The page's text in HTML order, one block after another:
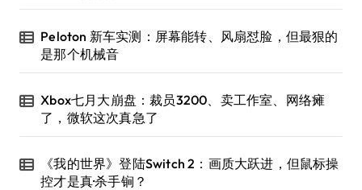
Peloton 新车实测：屏幕能转、风扇怼脸，但最狠的
是那个机械音
Xbox七月大崩盘：裁员3200、卖工作室、网络瘫
了，微软这次真急了
《我的世界》登陆Switch 2：画质大跃进，但鼠标操
控才是真·杀手锏？